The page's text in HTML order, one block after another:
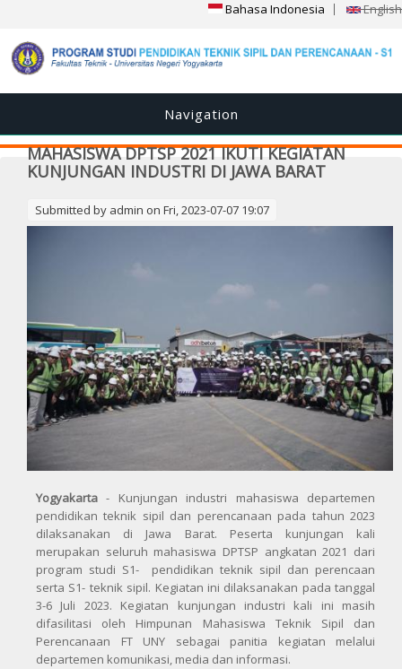
Bahasa Indonesia English
Navigation
MAHASISWA DPTSP 2021 IKUTI KEGIATAN
KUNJUNGAN INDUSTRI DI JAWA BARAT
Submitted by admin on Fri, 2023-07-07 19:07
Yogyakarta - Kunjungan industri mahasiswa departemen
pendidikan teknik sipil dan perencanaan pada tahun 2023
dilaksanakan di Jawa Barat. Peserta kunjungan kali
merupakan seluruh mahasiswa DPTSP angkatan 2021 dari
program studi S1- pendidikan teknik sipil dan perencaan
serta S1- teknik sipil. Kegiatan ini dilaksanakan pada tanggal
3-6 Juli 2023. Kegiatan kunjungan industri kali ini masih
difasilitasi oleh Himpunan Mahasiswa Teknik Sipil dan
Perencanaan FT UNY sebagai panitia kegiatan melalui
departemen komunikasi, media dan informasi.